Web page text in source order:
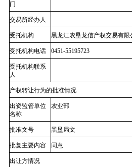
门
交易所经办人
受托机构 黑龙江农垦龙信产权交易有限
受托机构电话 0451-55195723
受托机构联系
人
产权转让行为的批准情况
出资监管单位
名称
农业部
批准文号 黑垦局文
批复主要内容 同意
出让方情况